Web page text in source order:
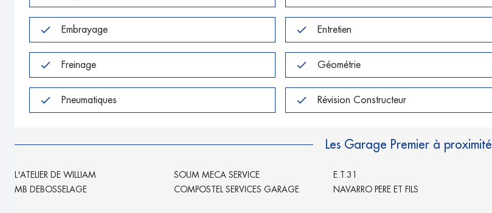
Embrayage Entretien
Freinage Géométrie
Pneumatiques Révision Constructeur
Les Garage Premier à proximité
L'ATELIER DE WILLIAM
MB DEBOSSELAGE
SOUM MECA SERVICE
COMPOSTEL SERVICES GARAGE
E.T.31
NAVARRO PERE ET FILS